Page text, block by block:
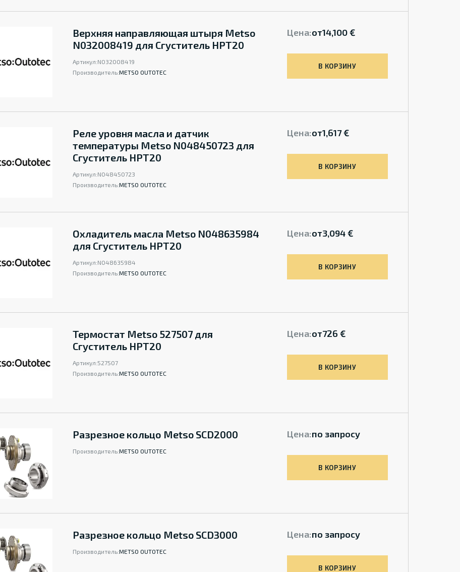
Верхняя направляющая штыря Metso
N032008419 для Сгуститель НРТ20
Артикул:N032008419
Производитель:METSO OUTOTEC
Цена:от14,100 €
В КОРЗИНУ
Реле уровня масла и датчик
температуры Metso N048450723 для
Сгуститель НРТ20
Артикул:N048450723
Производитель:METSO OUTOTEC
Цена:от1,617 €
В КОРЗИНУ
Охладитель масла Metso N048635984
для Сгуститель НРТ20
Артикул:N048635984
Производитель:METSO OUTOTEC
Цена:от3,094 €
В КОРЗИНУ
Термостат Metso 527507 для
Сгуститель НРТ20
Артикул:527507
Производитель:METSO OUTOTEC
Цена:от726 €
В КОРЗИНУ
Разрезное кольцо Metso SCD2000
Производитель:METSO OUTOTEC
Цена:по запросу
В КОРЗИНУ
Разрезное кольцо Metso SCD3000
Производитель:METSO OUTOTEC
Цена:по запросу
В КОРЗИНУ